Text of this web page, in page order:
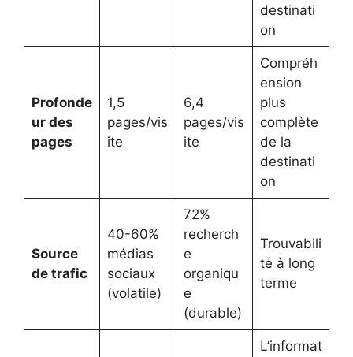
destinati
on
Profonde
ur des
pages
1,5
pages/vis
ite
6,4
pages/vis
ite
Compréh
ension
plus
complète
de la
destinati
on
Source
de trafic
40-60%
médias
sociaux
(volatile)
72%
recherch
e
organiqu
e
(durable)
Trouvabili
té à long
terme
L’informat